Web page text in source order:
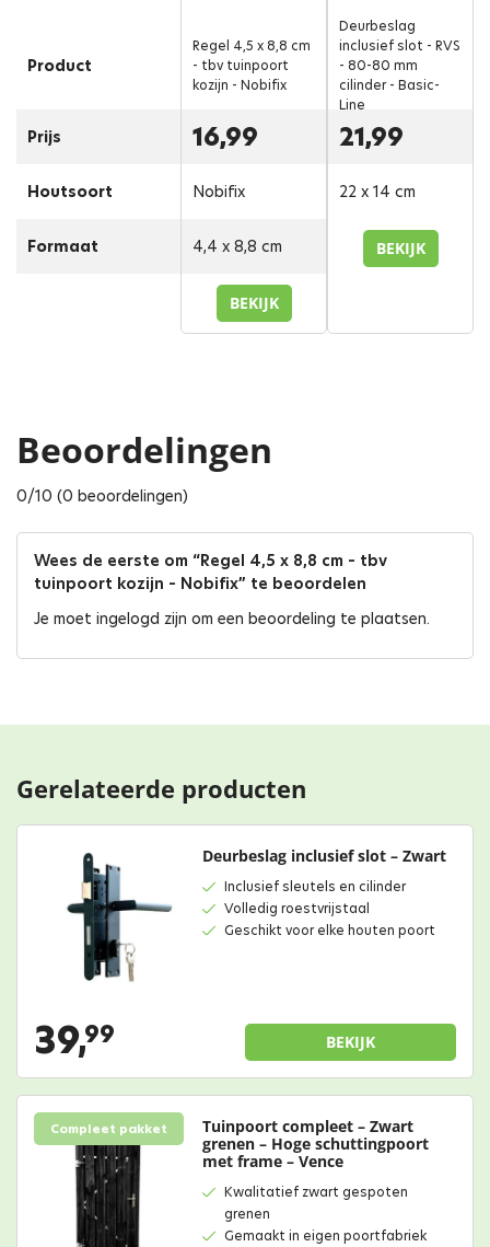
Product
Prijs
Houtsoort
Formaat
Regel 4,5 x 8,8 cm
- tbv tuinpoort
kozijn - Nobifix
16,99
Nobifix
4,4 x 8,8 cm
BEKIJK
Deurbeslag
inclusief slot - RVS
- 80-80 mm
cilinder - Basic-
Line
21,99
22 x 14 cm
BEKIJK
Beoordelingen
0/10 (0 beoordelingen)
Wees de eerste om “Regel 4,5 x 8,8 cm – tbv
tuinpoort kozijn – Nobifix” te beoordelen
Je moet ingelogd zijn om een beoordeling te plaatsen.
Gerelateerde producten
Deurbeslag inclusief slot – Zwart
Inclusief sleutels en cilinder
Volledig roestvrijstaal
Geschikt voor elke houten poort
39,99 BEKIJK
Compleet pakket
Tuinpoort compleet – Zwart
grenen – Hoge schuttingpoort
met frame – Vence
Kwalitatief zwart gespoten
grenen
Gemaakt in eigen poortfabriek